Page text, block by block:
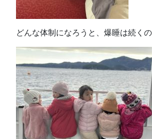
どんな体制になろうと、爆睡は続く